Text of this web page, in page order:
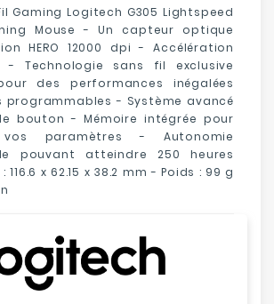
Gaming Logitech G305 Lightspeed
Mouse - Un capteur optique
HERO 12000 dpi -Accélération
- Technologie sans fil exclusive
des performances inégalées
programmables - Système avancé
bouton - Mémoire intégrée pour
vos paramètres - Autonomie
pouvant atteindre250 heures
116.6 x 62.15 x 38.2 mm - Poids : 99 g